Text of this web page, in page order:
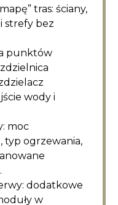
tras: ściany,
strefy bez
punktów
wody i
moc
typ ogrzewania,
dodatkowe
w